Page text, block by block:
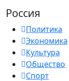
Россия
Политика
Экономика
Культура
Общество
Спорт